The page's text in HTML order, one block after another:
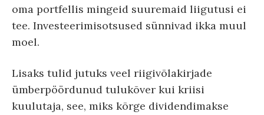
oma portfellis mingeid suuremaid liigutusi ei
tee. Investeerimisotsused sünnivad ikka muul
moel.
Lisaks tulid jutuks veel riigivõlakirjade
ümberpöördunud tulukõver kui kriisi
kuulutaja, see, miks kõrge dividendimakse